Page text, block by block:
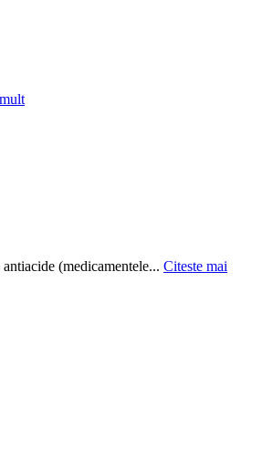
(medicamentele... Citeste mai